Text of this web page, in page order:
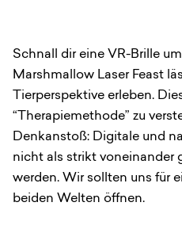
Schnall dir eine VR-Brille
Marshmallow Laser Feast
Tierperspektive erleben.
“Therapiemethode” zu
Denkanstoß: Digitale und
nicht als strikt voneinander
werden. Wir sollten uns für
beiden Welten öffnen.